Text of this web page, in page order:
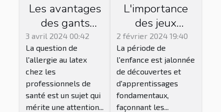
Les avantages
des gants
nitrile pour les
professionnels
de santé
allergiques au
latex
3 avril 2024 00:42
La question de
l'allergie au latex
chez les
professionnels de
santé est un sujet qui
mérite une attention...
L'importance
des jeux
éducatifs dans
le
développement
cognitif de
l'enfant
2 février 2024 19:40
La période de
l'enfance est jalonnée
de découvertes et
d'apprentissages
fondamentaux,
façonnant les...